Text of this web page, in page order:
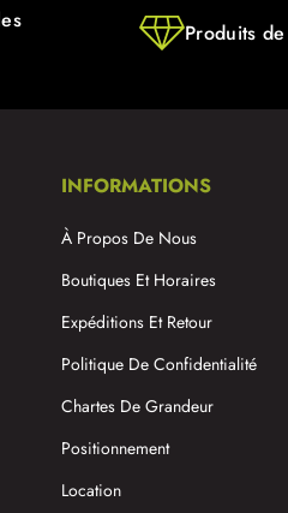
Produits
INFORMATIONS
À Propos De Nous
Boutiques Et Horaires
Expéditions Et Retour
Politique De Confidentialité
Chartes De Grandeur
Positionnement
Location